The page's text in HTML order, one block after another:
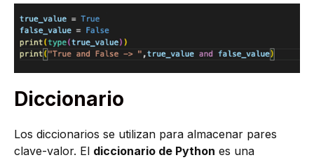
Diccionario
Los diccionarios se utilizan para almacenar pares
clave-valor. El diccionario de Python es una